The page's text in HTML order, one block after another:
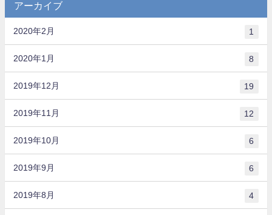
アーカイブ
2020年2月 1
2020年1月 8
2019年12月 19
2019年11月 12
2019年10月 6
2019年9月 6
2019年8月 4